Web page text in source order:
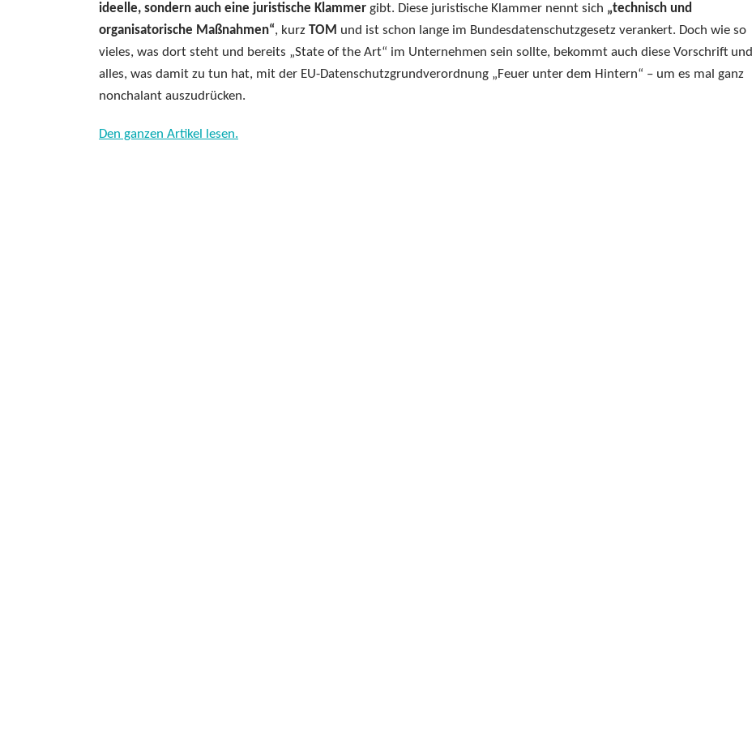
ideelle, sondern auch eine juristische Klammer gibt. Diese juristische Klammer nennt sich „technisch und
organisatorische Maßnahmen“, kurz TOM und ist schon lange im Bundesdatenschutzgesetz verankert. Doch wie so
vieles, was dort steht und bereits „State of the Art“ im Unternehmen sein sollte, bekommt auch diese Vorschrift und
alles, was damit zu tun hat, mit der EU-Datenschutzgrundverordnung „Feuer unter dem Hintern“ – um es mal ganz
nonchalant auszudrücken.
Den ganzen Artikel lesen.